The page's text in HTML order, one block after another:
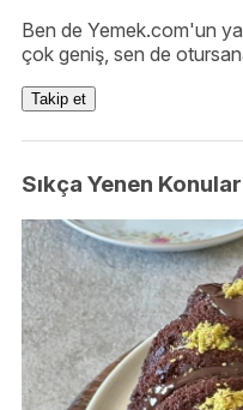
Ben de Yemek.com'un
çok geniş, sen de
Takip et
Sıkça Yenen Konular